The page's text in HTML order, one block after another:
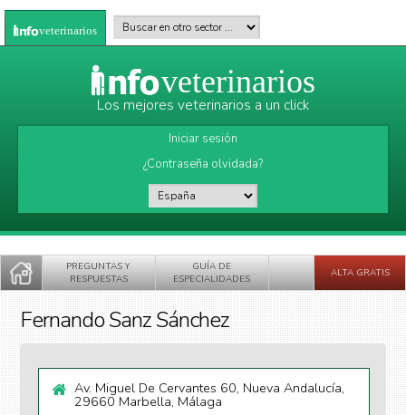
Pasar al contenido principal
veterinarios Buscar en otro sector
veterinarios
Los mejores veterinarios a un click
Iniciar sesión
¿Contraseña olvidada?
PREGUNTAS Y
RESPUESTAS
GUÍA DE
ESPECIALIDADES
ALTA GRATIS
Fernando Sanz Sánchez
Av. Miguel De Cervantes 60, Nueva Andalucía,
29660 Marbella, Málaga